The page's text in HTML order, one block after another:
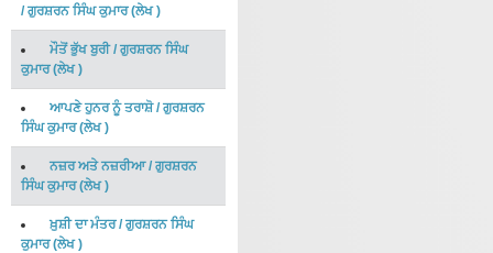
/ਗੁਰਸ਼ਰਨ ਸਿੰਘ ਕੁਮਾਰ(ਲੇਖ)
ਮੌਤੋਂ ਭੁੱਖ ਬੁਰੀ/ ਗੁਰਸ਼ਰਨ ਸਿੰਘ
ਕੁਮਾਰ(ਲੇਖ)
ਆਪਣੇ ਹੁਨਰ ਨੂੰ ਤਰਾਸ਼ੋ/ਗੁਰਸ਼ਰਨ
ਸਿੰਘ ਕੁਮਾਰ(ਲੇਖ)
ਨਜ਼ਰ ਅਤੇ ਨਜ਼ਰੀਆ/ ਗੁਰਸ਼ਰਨ
ਸਿੰਘ ਕੁਮਾਰ(ਲੇਖ)
ਖ਼ੁਸ਼ੀ ਦਾ ਮੰਤਰ/ਗੁਰਸ਼ਰਨ ਸਿੰਘ
ਕੁਮਾਰ(ਲੇਖ)